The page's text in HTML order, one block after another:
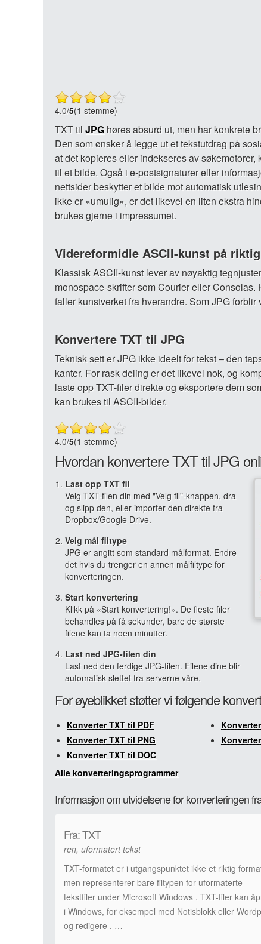
4.0/5(1 stemme)
TXT til JPG høres absurd ut, men har konkrete
Den som ønsker å legge ut et tekstutdrag på
at det kopieres eller indekseres av søkemotorer,
til et bilde. Også i e-postsignaturer eller
nettsider beskytter et bilde mot automatisk
ikke er «umulig», er det likevel en liten ekstra
brukes gjerne i impressumet.
Videreformidle ASCII-kunst på
Klassisk ASCII-kunst lever av nøyaktig
monospace-skrifter som Courier eller Consolas.
faller kunstverket fra hverandre. Som JPG
Konvertere TXT til JPG
Teknisk sett er JPG ikke ideelt for tekst – den
kanter. For rask deling er det likevel nok, og
laste opp TXT-filer direkte og eksportere dem
kan brukes til ASCII-bilder.
4.0/5(1 stemme)
Hvordan konvertere TXT til JPG
Last opp TXT fil
Velg TXT-filen din med "Velg fil"-knappen, dra
og slipp den, eller importer den direkte fra
Dropbox/Google Drive.
Velg mål filtype
JPG er angitt som standard målformat. Endre
det hvis du trenger en annen målfiltype for
konverteringen.
Start konvertering
Klikk på «Start konvertering!». De fleste filer
behandles på få sekunder, bare de største
filene kan ta noen minutter.
Last ned JPG-filen din
Last ned den ferdige JPG-filen. Filene dine blir
automatisk slettet fra serverne våre.
For øyeblikket støtter vi følgende
Konverter TXT til PDF
Konverter TXT til PNG
Konverter TXT til DOC
Alle konverteringsprogrammer
Informasjon om utvidelsene for konverteringen
Fra: TXT
ren, uformatert tekst
TXT-formatet er i utgangspunktet ikke et riktig
men representerer bare filtypen for uformaterte
tekstfiler under Microsoft Windows . TXT-filer kan
i Windows, for eksempel med Notisblokk eller
og redigere . …